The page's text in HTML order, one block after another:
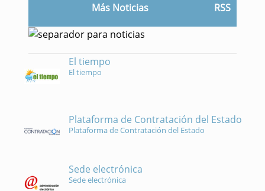
Más Noticias RSS
El tiempo
El tiempo
Plataforma de Contratación del Estado
Plataforma de Contratación del Estado
Sede electrónica
Sede electrónica